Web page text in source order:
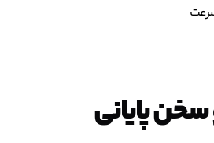
پایانی